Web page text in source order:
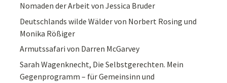
Nomaden der Arbeit von Jessica Bruder
Deutschlands wilde Wälder von Norbert Rosing und
Monika Rößiger
Armutssafari von Darren McGarvey
Sarah Wagenknecht, Die Selbstgerechten. Mein
Gegenprogramm – für Gemeinsinn und